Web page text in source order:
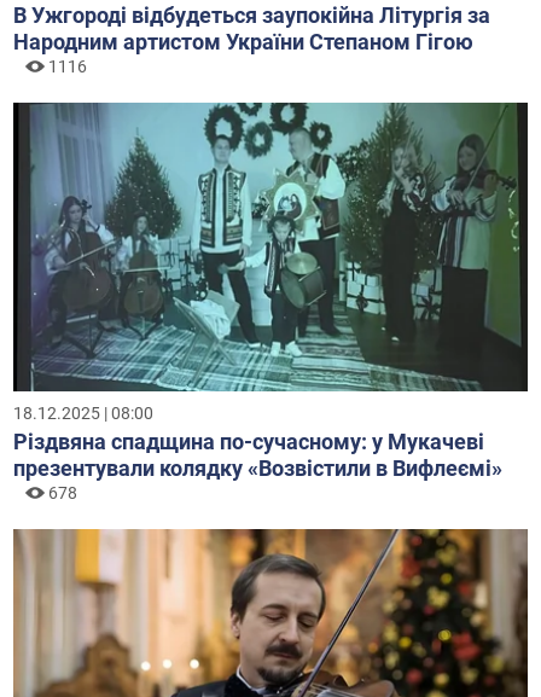
В Ужгороді відбудеться заупокійна Літургія за
Народним артистом України Степаном Гігою
1116
18.12.2025 | 08:00
Різдвяна спадщина по-сучасному: у Мукачеві
презентували колядку «Возвістили в Вифлеємі»
678